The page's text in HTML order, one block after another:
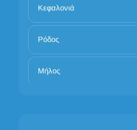
Κεφαλονιά
Ρόδος
Μήλος